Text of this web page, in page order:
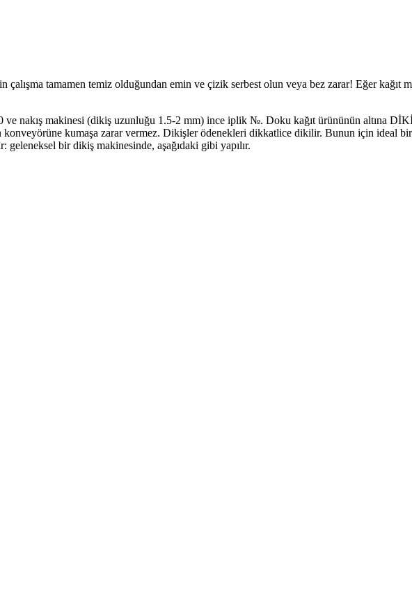
çalışma tamamen temiz olduğundan emin ve çizik serbest olun veya bez zarar! Eğer kağıt
ve nakış makinesi (dikiş uzunluğu 1.5-2 mm) ince iplik №. Doku kağıt ürününün altına
kumaşa zarar vermez. Dikişler ödenekleri dikkatlice dikilir. Bunun için ideal
geleneksel bir dikiş makinesinde, aşağıdaki gibi yapılır.